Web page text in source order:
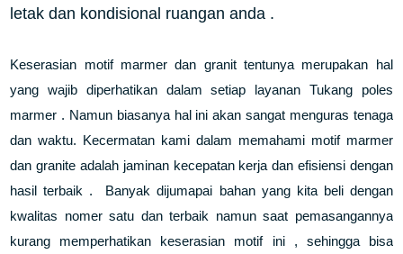
letak dan kondisional ruangan anda .
Keserasian motif marmer dan granit tentunya merupakan hal
yang wajib diperhatikan dalam setiap layanan Tukang poles
marmer . Namun biasanya hal ini akan sangat menguras tenaga
dan waktu. Kecermatan kami dalam memahami motif marmer
dan granite adalah jaminan kecepatan kerja dan efisiensi dengan
hasil terbaik . Banyak dijumapai bahan yang kita beli dengan
kwalitas nomer satu dan terbaik namun saat pemasangannya
kurang memperhatikan keserasian motif ini , sehingga bisa